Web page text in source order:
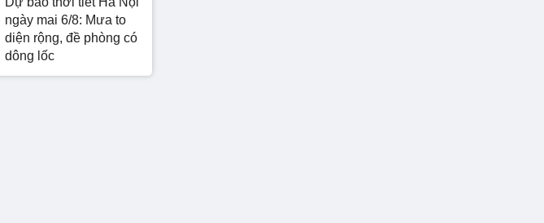
ngày mai 6/8: Mưa to
diện rộng, đề phòng có
dông lốc